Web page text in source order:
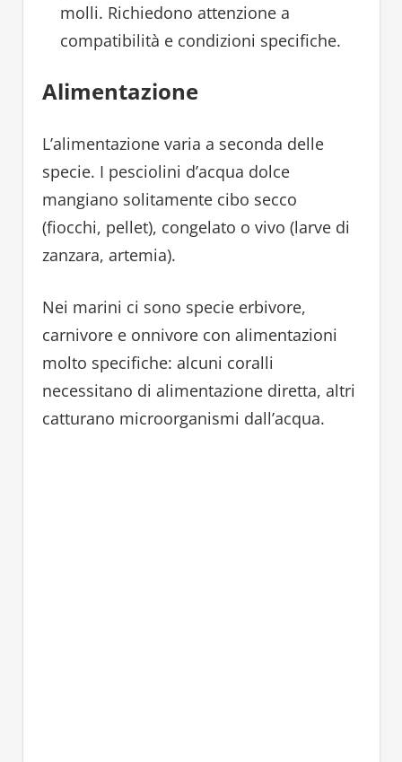
molli. Richiedono attenzione a
compatibilità e condizioni specifiche.
Alimentazione
L’alimentazione varia a seconda delle
specie. I pesciolini d’acqua dolce
mangiano solitamente cibo secco
(fiocchi, pellet), congelato o vivo (larve di
zanzara, artemia).
Nei marini ci sono specie erbivore,
carnivore e onnivore con alimentazioni
molto specifiche: alcuni coralli
necessitano di alimentazione diretta, altri
catturano microorganismi dall’acqua.